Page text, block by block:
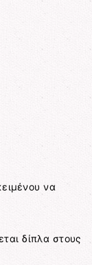
να
δίπλα στους